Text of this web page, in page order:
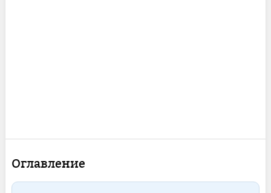
Оглавление